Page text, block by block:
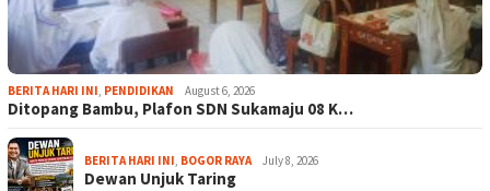
BERITA HARI INI, PENDIDIKAN August 6, 2026
Ditopang Bambu, Plafon SDN Sukamaju 08 K…
BERITA HARI INI, BOGOR RAYA July 8, 2026
Dewan Unjuk Taring